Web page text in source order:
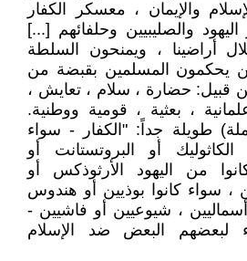
والإيمان ، معسكر الكفار
والصليبيين وحلفائهم [...]
أراضينا ، ويمنحون السلطة
يحكمون المسلمين بقبضة من
قبيل: حضارة ، سلام ، تعايش ،
، بعثية ، قومية ووطنية.
طويلة جداً: "الكفار - سواء
أو البروتستانت أو
من اليهود الأرثوذكس أو
، سواء كانوا بوذيين أو هندوس
، شيوعيين أو فاشيين -
لبعضهم البعض ضد الإسلام